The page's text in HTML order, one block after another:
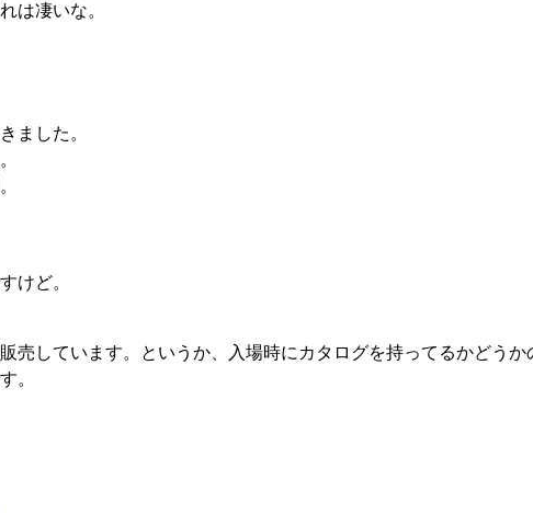
は凄いな。
ました。
けど。
売しています。というか、入場時にカタログを持ってるかどうか
。